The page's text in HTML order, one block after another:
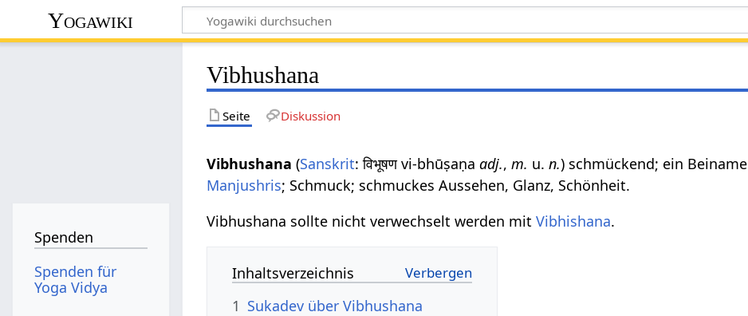
Yogawiki
Vibhushana
Seite Diskussion
Vibhushana (Sanskrit: विभूषण vi-bhūṣaṇaadj.,m. u.n.) schmückend; ein Beiname
Manjushris; Schmuck; schmuckes Aussehen, Glanz, Schönheit.
Vibhushana sollte nicht verwechselt werden mitVibhishana.
Inhaltsverzeichnis
1 Sukadev über Vibhushana
Spenden
Spenden für
Yoga Vidya